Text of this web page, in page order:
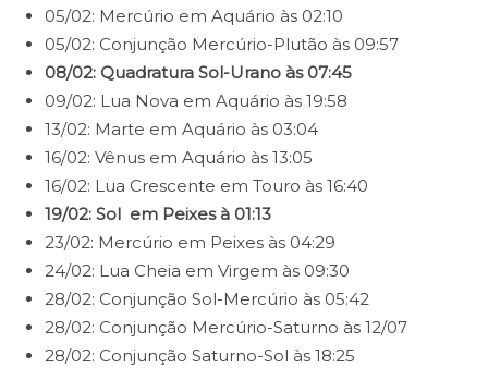
05/02: Mercúrio em Aquário às 02:10
05/02: Conjunção Mercúrio-Plutão às 09:57
08/02: Quadratura Sol-Urano às 07:45
09/02: Lua Nova em Aquário às 19:58
13/02: Marte em Aquário às 03:04
16/02: Vênus em Aquário às 13:05
16/02: Lua Crescente em Touro às 16:40
19/02: Sol em Peixes à 01:13
23/02: Mercúrio em Peixes às 04:29
24/02: Lua Cheia em Virgem às 09:30
28/02: Conjunção Sol-Mercúrio às 05:42
28/02: Conjunção Mercúrio-Saturno às 12/07
28/02: Conjunção Saturno-Sol às 18:25